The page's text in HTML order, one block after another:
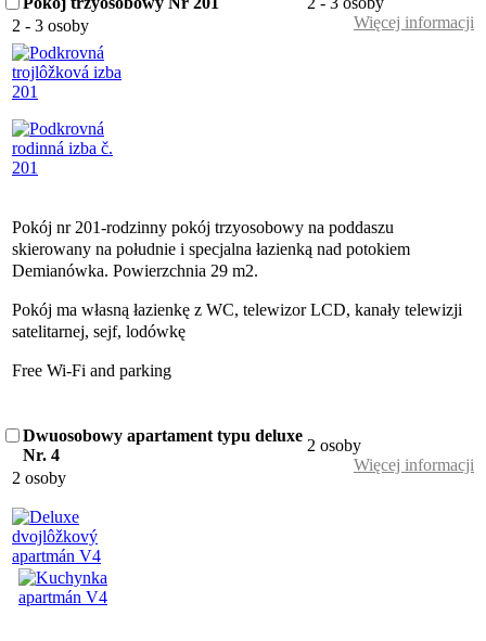
2 - 3 osoby
Więcej informacji
Pokój nr 201-rodzinny pokój trzyosobowy na poddaszu
skierowany na południe i specjalna łazienką nad potokiem
Demianówka. Powierzchnia 29 m2.
Pokój ma własną łazienkę z WC, telewizor LCD, kanały telewizji
satelitarnej, sejf, lodówkę
Free Wi-Fi and parking
Dwuosobowy apartament typu deluxe
Nr. 4
2 osoby
2 osoby
Więcej informacji